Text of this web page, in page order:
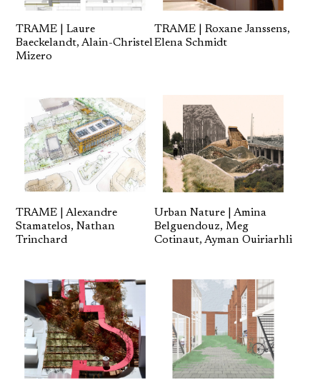
TRAME | Laure
Baeckelandt, Alain-Christel
Mizero
TRAME | Roxane Janssens,
Elena Schmidt
TRAME | Alexandre
Stamatelos, Nathan
Trinchard
Urban Nature | Amina
Belguendouz, Meg
Cotinaut, Ayman Ouiriarhli